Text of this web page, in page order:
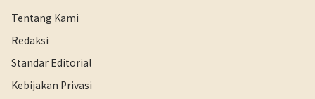
Tentang Kami
Redaksi
Standar Editorial
Kebijakan Privasi